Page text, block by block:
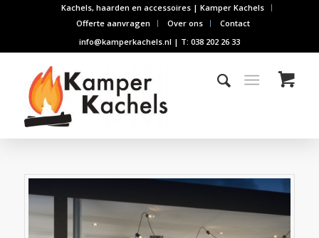
Kachels, haarden en accessoires | Kamper Kachels
Offerte aanvragen
Over ons
Contact
info@kamperkachels.nl | T: 038 202 26 33